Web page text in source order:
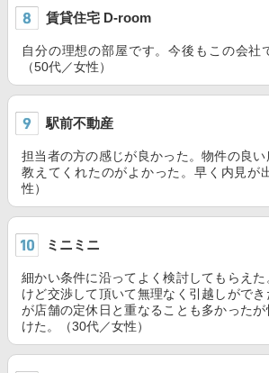
賃貸住宅 D-room
自分の理想の部屋です。今後もこの会社
（50代／女性）
駅前不動産
担当者の方の感じが良かった。物件の良
教えてくれたのがよかった。早く内見が
性）
ミニミニ
細かい条件に沿ってよく検討してもらえ
けど交渉して頂いて無理なく引越しがで
が店舗の定休日と重なることも多かった
けた。（30代／女性）